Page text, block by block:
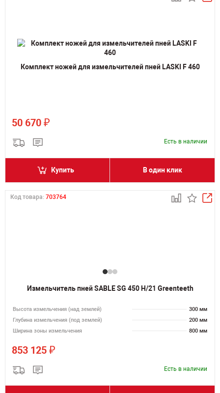
Комплект ножей для измельчителей пней LASKI F 460
50 670 ₽
Есть в наличии
Купить В один клик
Код товара: 703764
Измельчитель пней SABLE SG 450 H/21 Greenteeth
Высота измельчения (над землей)
300 мм
Глубина измельчения (под землей)
200 мм
Ширина зоны измельчения
800 мм
853 125 ₽
Есть в наличии